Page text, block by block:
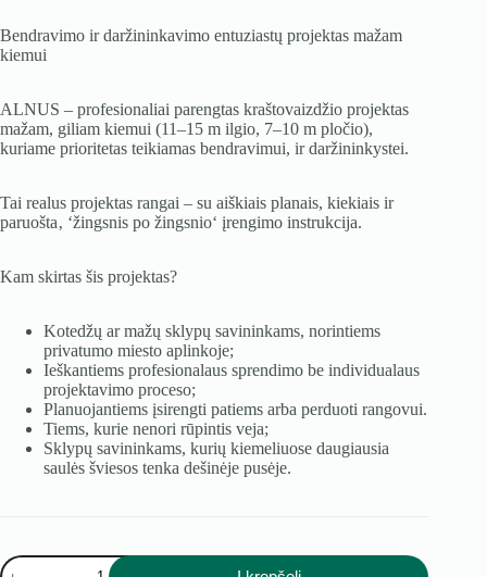
Bendravimo ir daržininkavimo entuziastų projektas mažam
kiemui
ALNUS – profesionaliai parengtas kraštovaizdžio projektas
mažam, giliam kiemui (11–15 m ilgio, 7–10 m pločio),
kuriame prioritetas teikiamas bendravimui, ir daržininkystei.
Tai realus projektas rangai – su aiškiais planais, kiekiais ir
paruošta‚ ‘žingsnis po žingsnio‘ įrengimo instrukcija.
Kam skirtas šis projektas?
Kotedžų ar mažų sklypų savininkams, norintiems
privatumo miesto aplinkoje;
Ieškantiems profesionalaus sprendimo be individualaus
projektavimo proceso;
Planuojantiems įsirengti patiems arba perduoti rangovui.
Tiems, kurie nenori rūpintis veja;
Sklypų savininkams, kurių kiemeliuose daugiausia
saulės šviesos tenka dešinėje pusėje.
produkto